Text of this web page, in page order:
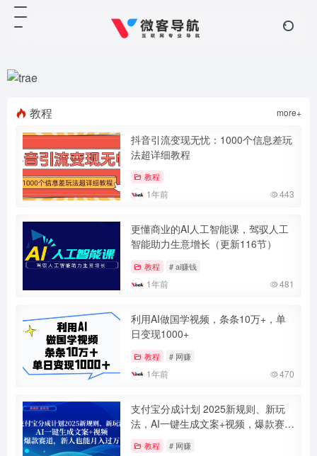
教程 more+
抖音引流变现无忧：1000个信息差玩
法超详细教程
教程
1年前 443
更懂商业的AI人工智能课，驾驭人工
智能助力生意增长（更新116节）
教程 # ai赚钱
1年前 481
利用AI做国学视频，条条10万+，单
日变现1000+
教程 # 网赚
1年前 470
支付宝分成计划 2025新规则、新玩
法，AI一键生成文案+视频，爆款赛
教程 # 网赚